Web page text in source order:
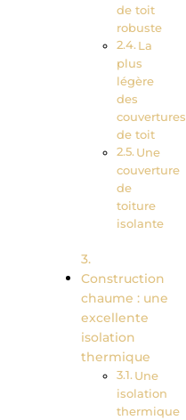
de toit
robuste
La
plus
légère
des
couvertures
de toit
Une
couverture
de
toiture
isolante
Construction
chaume : une
excellente
isolation
thermique
Une
isolation
thermique